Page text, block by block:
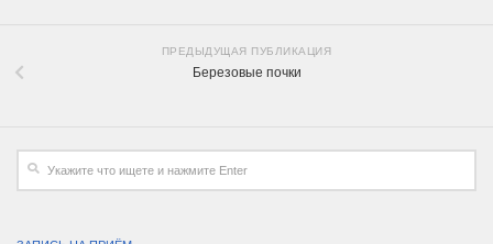
ПРЕДЫДУЩАЯ ПУБЛИКАЦИЯ
Березовые почки